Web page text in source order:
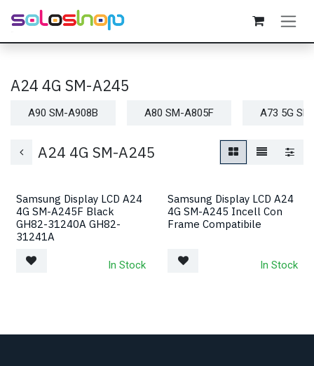
Passa al contenuto
A24 4G SM-A245
A90 SM-A908B A80 SM-A805F A73 5G
A24 4G SM-A245
Samsung Display LCD A24
4G SM-A245F Black
GH82-31240A GH82-
31241A
In Stock
Samsung Display LCD A24
4G SM-A245 Incell Con
Frame Compatibile
In Stock